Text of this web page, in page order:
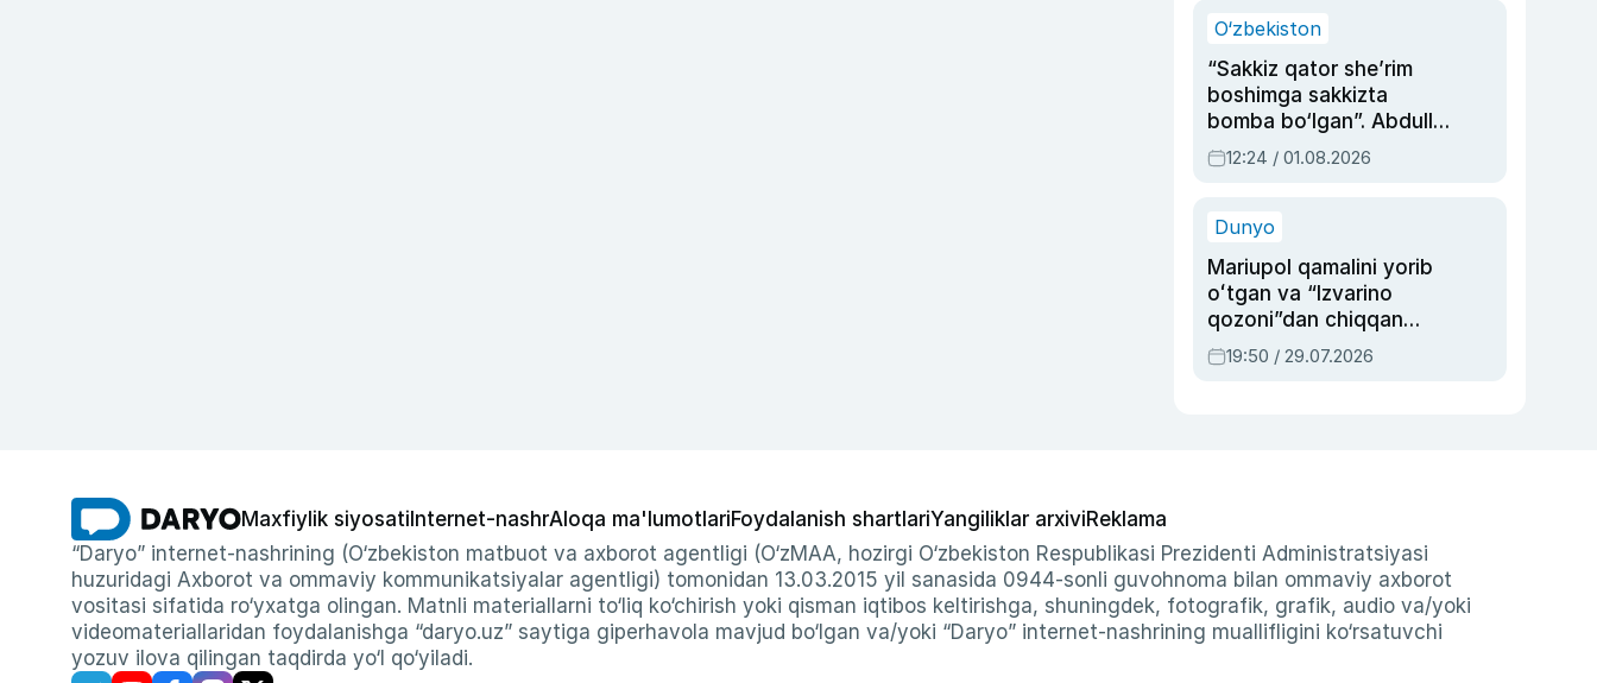
O‘zbekiston
“Sakkiz qator she’rim
boshimga sakkizta
bomba bo‘lgan”. Abdulla
Oripovni siyosiy
ayblovlardan asrab
12:24 / 01.08.2026
Dunyo
Mariupol qamalini yorib
oʻtgan va “Izvarino
qozoni”dan chiqqan
qahramon — Ukraina
armiyasi bosh
19:50 / 29.07.2026
Maxfiylik siyosati Internet-nashrAloqa ma'lumotlariFoydalanish shartlariYangiliklar arxiviReklama
“Daryo” internet-nashrining (O‘zbekiston matbuot va axborot agentligi (O‘zMAA, hozirgi O‘zbekiston Respublikasi Prezidenti Administratsiyasi
huzuridagi Axborot va ommaviy kommunikatsiyalar agentligi) tomonidan 13.03.2015 yil sanasida 0944-sonli guvohnoma bilan ommaviy axborot
vositasi sifatida ro‘yxatga olingan. Matnli materiallarni to‘liq ko‘chirish yoki qisman iqtibos keltirishga, shuningdek, fotografik, grafik, audio va/yoki
videomateriallaridan foydalanishga “daryo.uz” saytiga giperhavola mavjud bo‘lgan va/yoki “Daryo” internet-nashrining muallifligini ko‘rsatuvchi
yozuv ilova qilingan taqdirda yo‘l qo‘yiladi.